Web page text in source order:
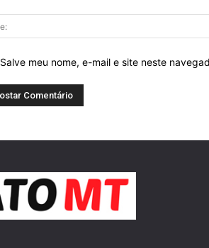
Salve meu nome, e-mail e site neste